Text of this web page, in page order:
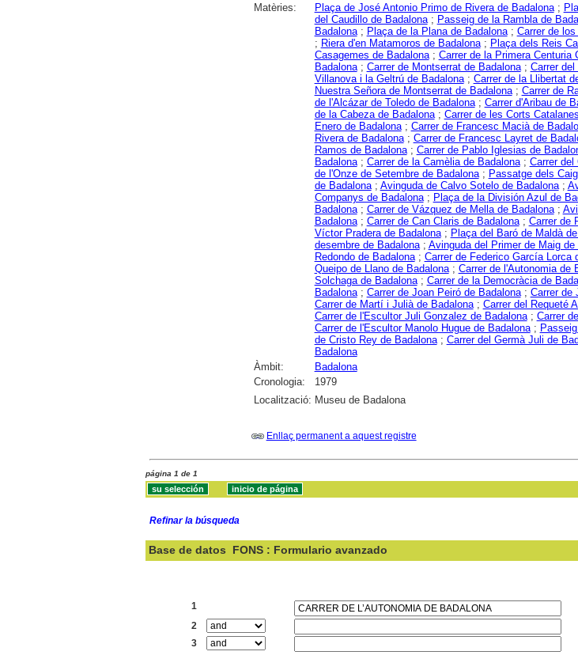
Matèries:
Plaça de José Antonio Primo de Rivera de Badalona;
del Caudillo de Badalona; Passeig de la Rambla de
Badalona; Plaça de la Plana de Badalona; Carrer de
; Riera d'en Matamoros de Badalona; Plaça dels Reis
Casagemes de Badalona; Carrer de la Primera Centuria
Badalona; Carrer de Montserrat de Badalona; Carrer
Villanova i la Geltrú de Badalona; Carrer de la Llibertat
Nuestra Señora de Montserrat de Badalona; Carrer de
de l'Alcázar de Toledo de Badalona; Carrer d'Aribau de
de la Cabeza de Badalona; Carrer de les Corts
Enero de Badalona; Carrer de Francesc Macià de
Rivera de Badalona; Carrer de Francesc Layret de
Ramos de Badalona; Carrer de Pablo Iglesias de
Badalona; Carrer de la Camèlia de Badalona; Carrer del
de l'Onze de Setembre de Badalona; Passatge dels
de Badalona; Avinguda de Calvo Sotelo de Badalona;
Companys de Badalona; Plaça de la División Azul de
Badalona; Carrer de Vázquez de Mella de Badalona;
Badalona; Carrer de Can Claris de Badalona; Carrer de
Víctor Pradera de Badalona; Plaça del Baró de Maldà
desembre de Badalona; Avinguda del Primer de Maig de
Redondo de Badalona; Carrer de Federico García Lorca
Queipo de Llano de Badalona; Carrer de l'Autonomia de
Solchaga de Badalona; Carrer de la Democràcia de
Badalona; Carrer de Joan Peiró de Badalona; Carrer de
Carrer de Martí i Julià de Badalona; Carrer del Requeté
Carrer de l'Escultor Juli Gonzalez de Badalona; Carrer
Carrer de l'Escultor Manolo Hugue de Badalona;
de Cristo Rey de Badalona; Carrer del Germà Juli de
Badalona
Àmbit:
Badalona
Cronologia:
1979
Localització: Museu de Badalona
Enllaç permanent a aquest registre
página 1 de 1
Refinar la búsqueda
Base de datos FONS : Formulario avanzado
1
2
3